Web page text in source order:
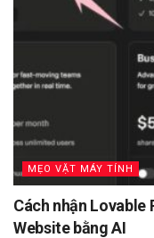
MẸO VẶT MÁY TÍNH
Cách nhận Lovable
Website bằng AI